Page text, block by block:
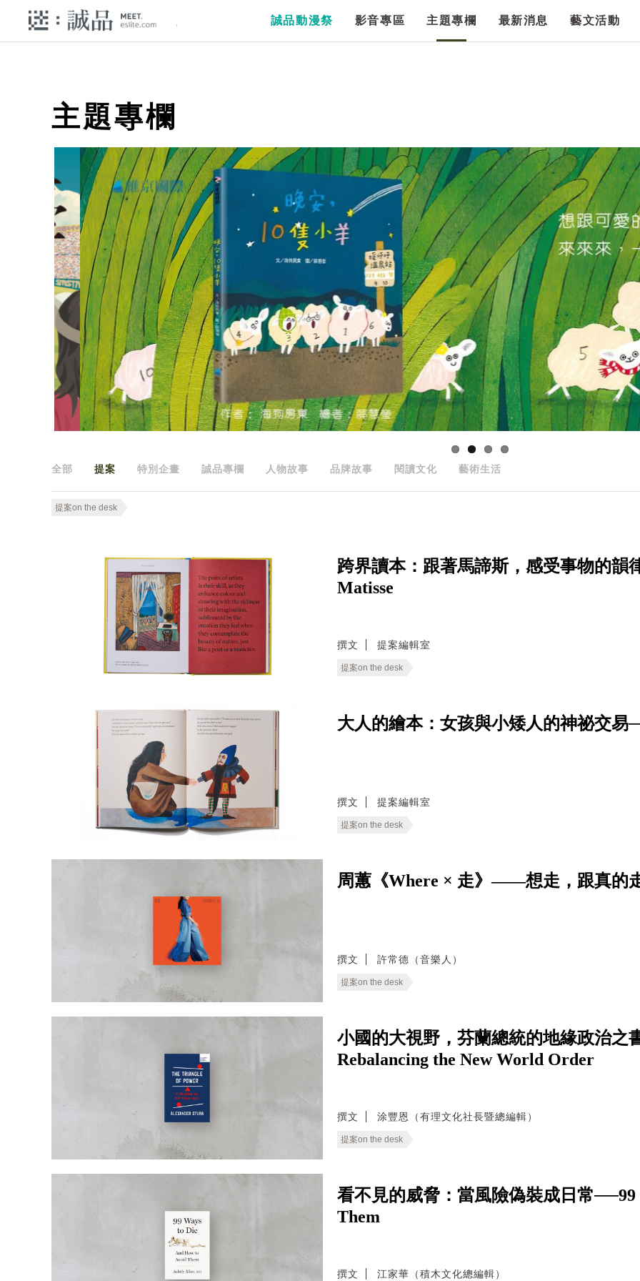
誠品動漫祭 影音專區 主題專欄 最新消息 藝文活動
主題專欄
全部 提案 特別企畫 誠品專欄 人物故事 品牌故事 閱讀文化 藝術生活
提案on the desk
跨界讀本：跟著馬諦斯，感受事物的韻
Matisse
撰文 提案編輯室
提案on the desk
大人的繪本：女孩與小矮人的神祕交易
撰文 提案編輯室
提案on the desk
周蕙《Where × 走》——想走，跟真的
撰文 許常德（音樂人）
提案on the desk
小國的大視野，芬蘭總統的地緣政治之
Rebalancing the New World Order
撰文 涂豐恩（有理文化社長暨總編輯）
提案on the desk
看不見的威脅：當風險偽裝成日常──99
Them
撰文 江家華（積木文化總編輯）